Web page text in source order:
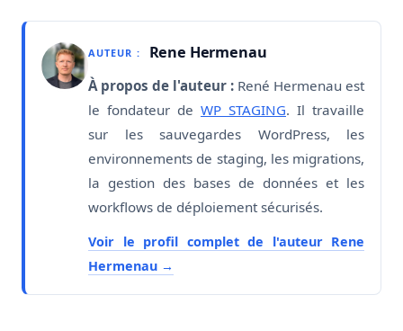
AUTEUR : Rene Hermenau
À propos de l'auteur : René Hermenau est
le fondateur de WP STAGING. Il travaille
sur les sauvegardes WordPress, les
environnements de staging, les migrations,
la gestion des bases de données et les
workflows de déploiement sécurisés.
Voir le profil complet de l'auteur Rene
Hermenau